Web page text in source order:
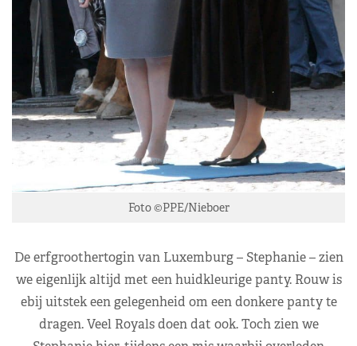
Foto ©PPE/Nieboer
De erfgroothertogin van Luxemburg – Stephanie – zien
we eigenlijk altijd met een huidkleurige panty. Rouw is
ebij uitstek een gelegenheid om een donkere panty te
dragen. Veel Royals doen dat ook. Toch zien we